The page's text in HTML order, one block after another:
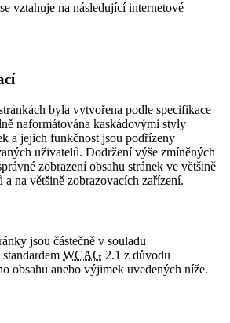
vztahuje na následující internetové
byla vytvořena podle specifikace
naformátována kaskádovými styly
a jejich funkčnost jsou podřízeny
uživatelů. Dodržení výše zmíněných
zobrazení obsahu stránek ve většině
na většině zobrazovacích zařízení.
jsou částečně v souladu
WCAG 2.1 z důvodu
obsahu anebo výjimek uvedených níže.